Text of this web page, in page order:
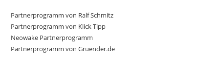
a
h
u
t
a
h
o
e
Partnerprogramm von Ralf Schmitz
Partnerprogramm von Klick Tipp
Neowake Partnerprogramm
Partnerprogramm von Gruender.de